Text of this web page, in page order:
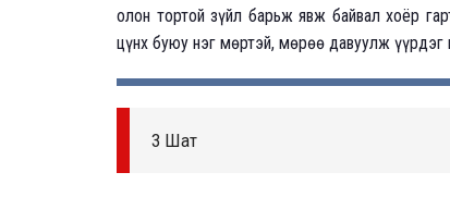
олон тортой зүйл барьж явж байвал хоёр
цүнх буюу нэг мөртэй, мөрөө давуулж үүрдэг
3 Шат